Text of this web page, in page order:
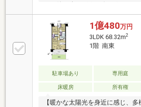
プション リビング壁面にエコカ
カップボード、リビング窓に
内カビコーティング、リビング床
グ、洗濯機置場上吊戸棚収納□大
ではの多種多様な共用施設 パー
キングルーム・キッズルーム等□2
ローゼットや廊下の納戸等、収
ハウス工業旧分譲の「プレミスト
安全の長谷工施工・長谷工管理物件
1億480万円
3LDK 68.32m2
1階 南東
駐車場あり 専用庭
床暖房
所有権
【暖かな太陽光を身近に感じ、